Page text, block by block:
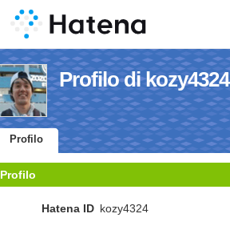
Profilo di kozy4324
Profilo
Profilo
Hatena ID kozy4324